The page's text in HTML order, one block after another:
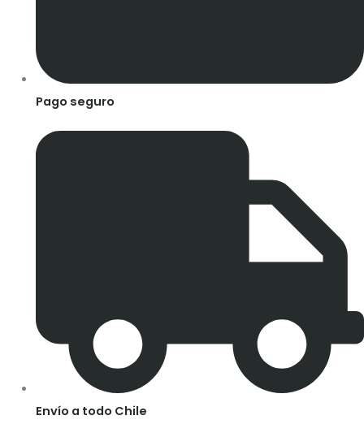
Pago seguro
Envío a todo Chile